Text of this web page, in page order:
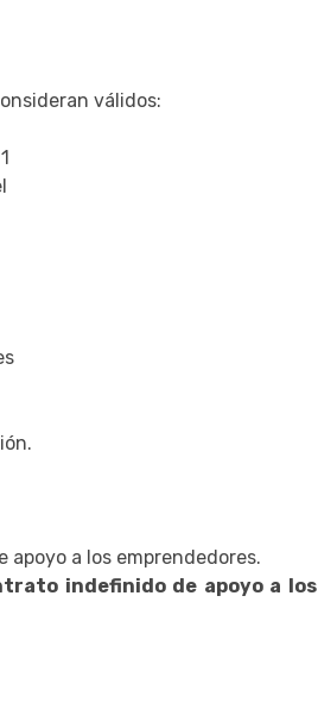
válidos:
a los emprendedores.
indefinido de apoyo a los